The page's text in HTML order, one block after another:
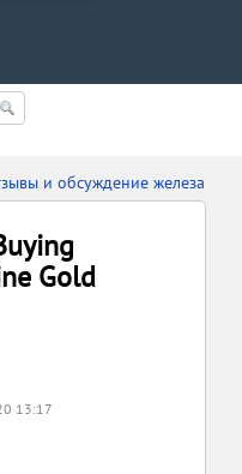
и обсуждение железа
Gold
13:17